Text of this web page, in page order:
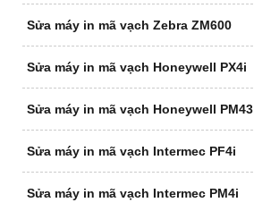
Sửa máy in mã vạch Zebra ZM600
Sửa máy in mã vạch Honeywell PX4i
Sửa máy in mã vạch Honeywell PM43
Sửa máy in mã vạch Intermec PF4i
Sửa máy in mã vạch Intermec PM4i